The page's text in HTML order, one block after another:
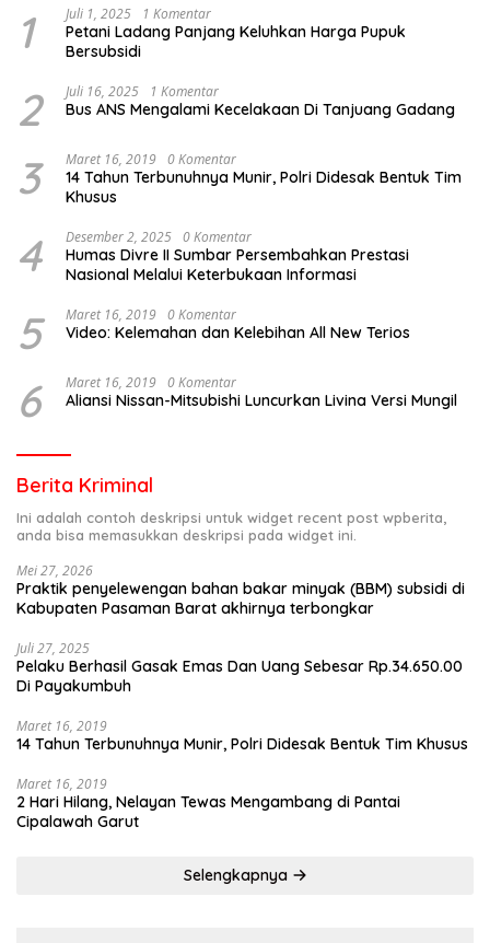
1 Juli 1, 2025 1 Komentar
Petani Ladang Panjang Keluhkan Harga Pupuk
Bersubsidi
2 Juli 16, 2025 1 Komentar
Bus ANS Mengalami Kecelakaan Di Tanjuang Gadang
3 Maret 16, 2019 0 Komentar
14 Tahun Terbunuhnya Munir, Polri Didesak Bentuk Tim
Khusus
4 Desember 2, 2025 0 Komentar
Humas Divre II Sumbar Persembahkan Prestasi
Nasional Melalui Keterbukaan Informasi
5 Maret 16, 2019 0 Komentar
Video: Kelemahan dan Kelebihan All New Terios
6 Maret 16, 2019 0 Komentar
Aliansi Nissan-Mitsubishi Luncurkan Livina Versi Mungil
Berita Kriminal
Ini adalah contoh deskripsi untuk widget recent post wpberita,
anda bisa memasukkan deskripsi pada widget ini.
Mei 27, 2026
Praktik penyelewengan bahan bakar minyak (BBM) subsidi di
Kabupaten Pasaman Barat akhirnya terbongkar
Juli 27, 2025
Pelaku Berhasil Gasak Emas Dan Uang Sebesar Rp.34.650.00
Di Payakumbuh
Maret 16, 2019
14 Tahun Terbunuhnya Munir, Polri Didesak Bentuk Tim Khusus
Maret 16, 2019
2 Hari Hilang, Nelayan Tewas Mengambang di Pantai
Cipalawah Garut
Selengkapnya